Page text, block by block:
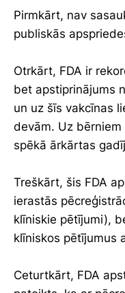
Pirmkārt, nav
publiskās
Otrkārt, FDA ir
bet apstiprinājums
un uz šīs vakcīnas
devām. Uz
spēkā ārkārtas
Treškārt, šis FDA
ierastās
klīniskie pētījumi),
klīniskos pētījumus
Ceturtkārt, FDA